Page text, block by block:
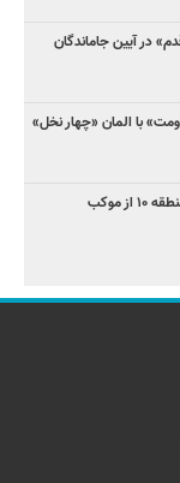
۱۰ با مواکب فرهنگی و پویش «۱۶۸ قدم» در آیین جاماندگان
با المان «چهار نخل»
بازدید سخنگوی شهرداری تهران و شهردار منطقه ۱۰ از موکب